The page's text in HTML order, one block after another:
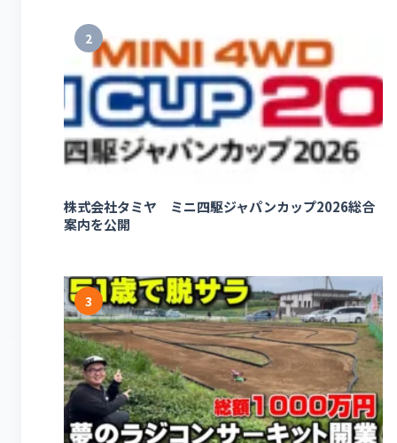
2
株式会社タミヤ ミニ四駆ジャパンカップ2026総合
案内を公開
3